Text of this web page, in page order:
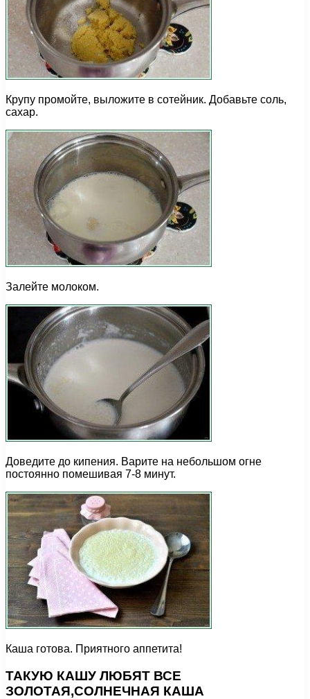
Крупу промойте, выложите в сотейник. Добавьте соль,
сахар.
Залейте молоком.
Доведите до кипения. Варите на небольшом огне
постоянно помешивая 7-8 минут.
Каша готова. Приятного аппетита!
ТАКУЮ КАШУ ЛЮБЯТ ВСЕ
ЗОЛОТАЯ,СОЛНЕЧНАЯ КАША